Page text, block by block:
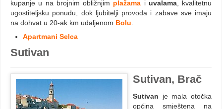
kupanje u na brojnim obližnjim plažama i uvalama, kvalitetnu
ugostiteljsku ponudu, dok ljubitelji provoda i zabave sve imaju
na dohvat u 20-ak km udaljenom Bolu
Apartmani Selca
Sutivan
Sutivan, Brač
Sutivan je mala otočka
općina smještena na